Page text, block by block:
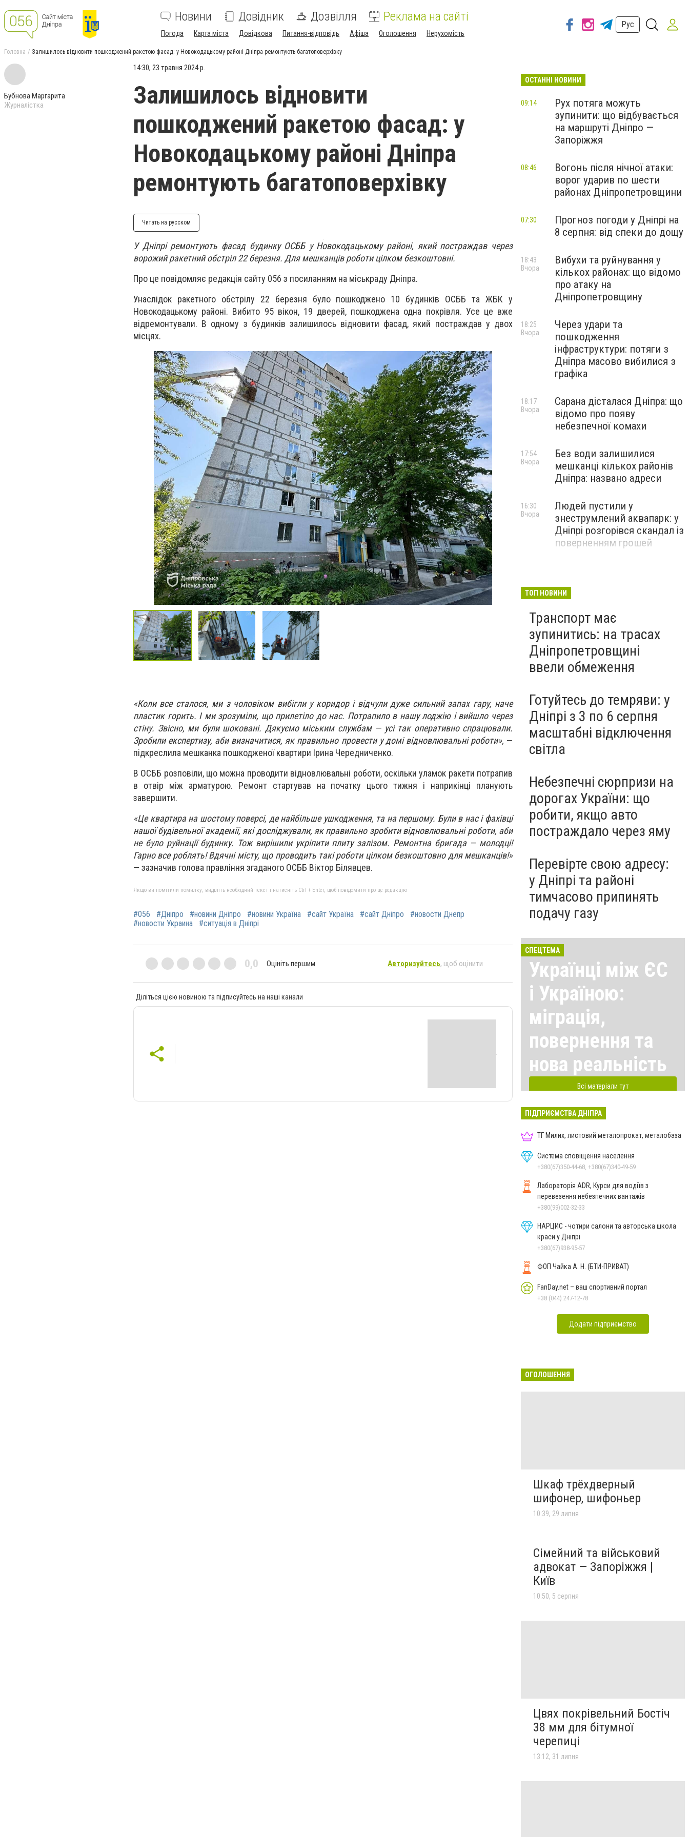
Новини Довідник Дозвілля Реклама на сайті
Погода Карта міста Довідкова Питання-відповідь Афіша Оголошення Нерухомість
Рус
Головна Залишилось відновити пошкоджений ракетою фасад: у Новокодацькому районі Дніпра ремонтують багатоповерхівку
Бубнова Маргарита
Журналістка
14:30, 23 травня 2024 р.
Залишилось відновити
пошкоджений ракетою фасад: у
Новокодацькому районі Дніпра
ремонтують багатоповерхівку
Читать на русском
У Дніпрі ремонтують фасад будинку ОСББ у Новокодацькому районі, який постраждав через
ворожий ракетний обстріл 22 березня. Для мешканців роботи цілком безкоштовні.
Про це повідомляє редакція сайту 056 з посиланням на міськраду Дніпра.
Унаслідок ракетного обстрілу 22 березня було пошкоджено 10 будинків ОСББ та ЖБК у
Новокодацькому районі. Вибито 95 вікон, 19 дверей, пошкоджена одна покрівля. Усе це вже
відремонтували. В одному з будинків залишилось відновити фасад, який постраждав у двох
місцях.
«Коли все сталося, ми з чоловіком вибігли у коридор і відчули дуже сильний запах гару, наче
пластик горить. І ми зрозуміли, що прилетіло до нас. Потрапило в нашу лоджію і вийшло через
стіну. Звісно, ми були шоковані. Дякуємо міським службам — усі так оперативно спрацювали.
Зробили експертизу, аби визначитися, як правильно провести у домі відновлювальні роботи», —
підкреслила мешканка пошкодженої квартири Ірина Чередниченко.
В ОСББ розповіли, що можна проводити відновлювальні роботи, оскільки уламок ракети потрапив
в отвір між арматурою. Ремонт стартував на початку цього тижня і наприкінці планують
завершити.
«Це квартира на шостому поверсі, де найбільше ушкодження, та на першому. Були в нас і фахівці
нашої будівельної академії, які досліджували, як правильно зробити відновлювальні роботи, аби
не було руйнації будинку. Тож вирішили укріпити плиту залізом. Ремонтна бригада — молодці!
Гарно все роблять! Вдячні місту, що проводить такі роботи цілком безкоштовно для мешканців!»
— зазначив голова правління згаданого ОСББ Віктор Білявцев.
Якщо ви помітили помилку, виділіть необхідний текст і натисніть Ctrl + Enter, щоб повідомити про це редакцію
#056 #Дніпро #новини Дніпро #новини Україна #сайт Україна #сайт Дніпро
#новости Днепр
#новости Украина
#ситуація в Дніпрі
0,0 Оцініть першим Авторизуйтесь, щоб оцінити
Діліться цією новиною та підписуйтесь на наші канали
ОСТАННІ НОВИНИ
Рух потяга можуть
зупинити: що відбувається
на маршруті Дніпро —
Запоріжжя
09:14
Вогонь після нічної атаки:
ворог ударив по шести
районах Дніпропетровщини
08:46
Прогноз погоди у Дніпрі на
8 серпня: від спеки до дощу
07:30
Вибухи та руйнування у
кількох районах: що відомо
про атаку на
Дніпропетровщину
18:43
Вчора
Через удари та
пошкодження
інфраструктури: потяги з
Дніпра масово вибилися з
графіка
18:25
Вчора
Сарана дісталася Дніпра: що
відомо про появу
небезпечної комахи
18:17
Вчора
Без води залишилися
мешканці кількох районів
Дніпра: названо адреси
17:54
Вчора
Людей пустили у
знеструмлений аквапарк: у
Дніпрі розгорівся скандал із
поверненням грошей
16:30
Вчора
ТОП НОВИНИ
Транспорт має
зупинитись: на трасах
Дніпропетровщині
ввели обмеження
Готуйтесь до темряви: у
Дніпрі з 3 по 6 серпня
масштабні відключення
світла
Небезпечні сюрпризи на
дорогах України: що
робити, якщо авто
постраждало через яму
Перевірте свою адресу:
у Дніпрі та районі
тимчасово припинять
подачу газу
СПЕЦТЕМА
Українці між ЄС
і Україною:
міграція,
повернення та
нова реальність
Всі матеріали тут
ПІДПРИЄМСТВА ДНІПРА
ТГ Милих, листовий металопрокат, металобаза
Система сповіщення населення
+380(67)350-44-68, +380(67)340-49-59
Лабораторія ADR, Курси для водіїв з
перевезення небезпечних вантажів
+380(99)002-32-33
НАРЦИС - чотири салони та авторська школа
краси у Дніпрі
+380(67)938-95-57
ФОП Чайка А. Н. (БТИ-ПРИВАТ)
FanDay.net – ваш спортивний портал
+38 (044) 247-12-78
Додати підприємство
ОГОЛОШЕННЯ
Шкаф трёхдверный
шифонер, шифоньер
10:39, 29 липня
Сімейний та військовий
адвокат — Запоріжжя |
Київ
10:50, 5 серпня
Цвях покрівельний Бостіч
38 мм для бітумної
черепиці
13:12, 31 липня